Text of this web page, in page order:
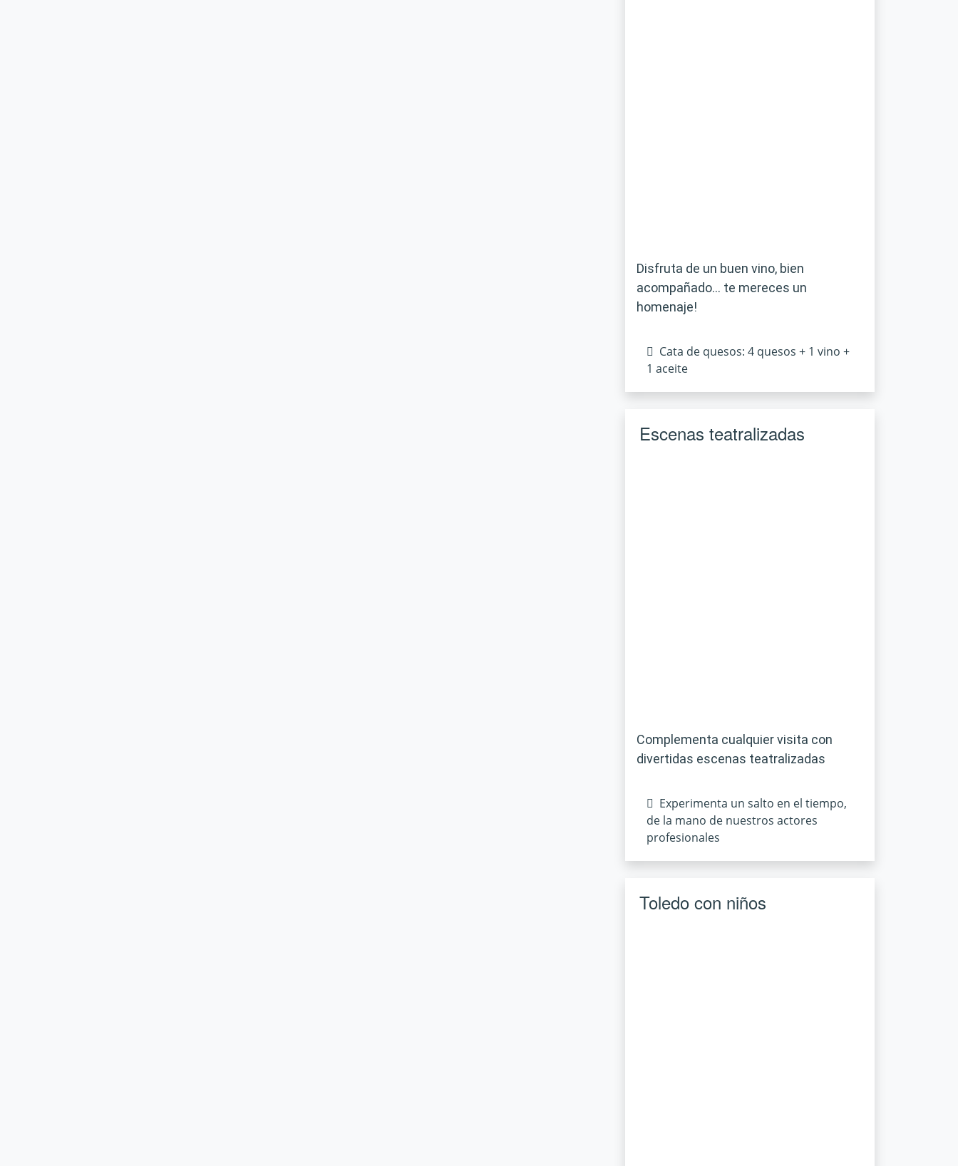
Disfruta de un buen vino, bien
acompañado… te mereces un
homenaje!
Cata de quesos: 4 quesos + 1 vino +
1 aceite
Escenas teatralizadas
Complementa cualquier visita con
divertidas escenas teatralizadas
Experimenta un salto en el tiempo,
de la mano de nuestros actores
profesionales
Toledo con niños